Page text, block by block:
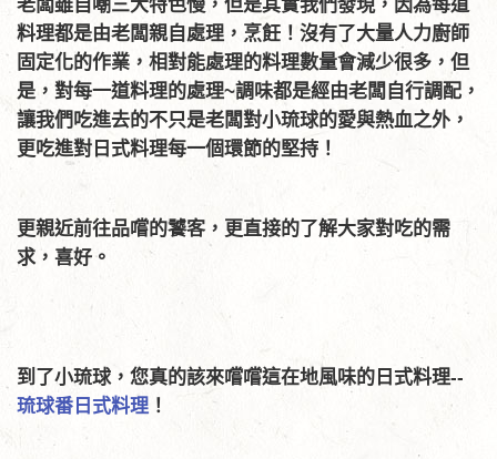
老闆雖自嘲三大特色慢，但是其實我們發現，因為每道
料理都是由老闆親自處理，烹飪！沒有了大量人力廚師
固定化的作業，相對能處理的料理數量會減少很多，但
是，對每一道料理的處理~調味都是經由老闆自行調配，
讓我們吃進去的不只是老闆對小琉球的愛與熱血之外，
更吃進對日式料理每一個環節的堅持！
更親近前往品嚐的饕客，更直接的了解大家對吃的需
求，喜好。
到了小琉球，您真的該來嚐嚐這在地風味的日式料理--
琉球番日式料理 ！